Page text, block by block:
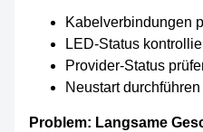
Kabelverbindungen
LED-Status
Provider-Status
Neustart durchführen
Problem: Langsame